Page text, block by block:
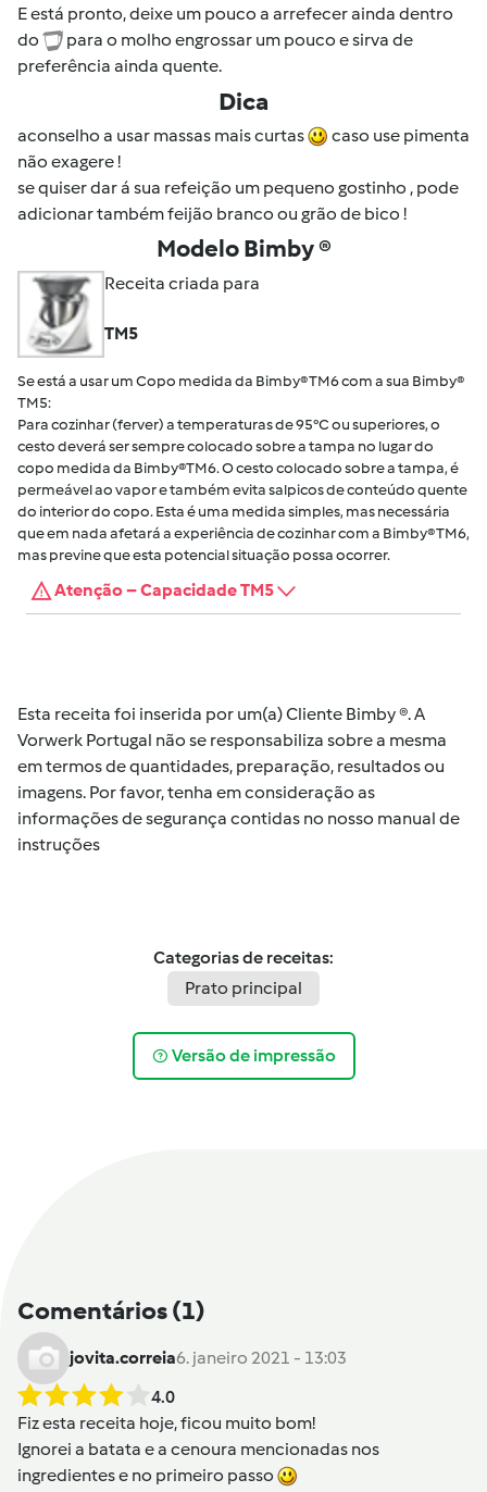
E está pronto, deixe um pouco a arrefecer ainda dentro
do
para o molho engrossar um pouco e sirva de
preferência ainda quente.
Dica
aconselho a usar massas mais curtas
caso use pimenta
não exagere !
se quiser dar á sua refeição um pequeno gostinho , pode
adicionar também feijão branco ou grão de bico !
Modelo Bimby ®
Receita criada para
TM5
Se está a usar um Copo medida da Bimby® TM6 com a sua Bimby®
TM5:
Para cozinhar (ferver) a temperaturas de 95°C ou superiores, o
cesto deverá ser sempre colocado sobre a tampa no lugar do
copo medida da Bimby®TM6. O cesto colocado sobre a tampa, é
permeável ao vapor e também evita salpicos de conteúdo quente
do interior do copo. Esta é uma medida simples, mas necessária
que em nada afetará a experiência de cozinhar com a Bimby® TM6,
mas previne que esta potencial situação possa ocorrer.
Atenção – Capacidade TM5
Esta receita foi inserida por um(a) Cliente Bimby ®. A
Vorwerk Portugal não se responsabiliza sobre a mesma
em termos de quantidades, preparação, resultados ou
imagens. Por favor, tenha em consideração as
informações de segurança contidas no nosso manual de
instruções
Categorias de receitas:
Prato principal
Versão de impressão
Comentários(1)
jovita.correia6. janeiro 2021 - 13:03
4.0
Fiz esta receita hoje, ficou muito bom!
Ignorei a batata e a cenoura mencionadas nos
ingredientes e no primeiro passo